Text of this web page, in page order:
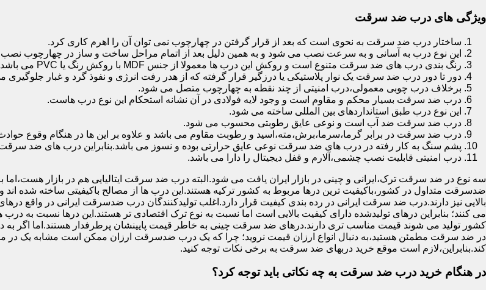
ویژگی های درب ضد سرقت
ساختار درب ضد سرقت به نحوی است که بعد از قرار گرفتن در چهارچوب نمی توان آن را اهرم کاری کرد.
این نوع درب به آسانی و به سرعت نصب می شود و به همین دلیل بعد از اتمام مراحل ساخت و ساز در چهارچوب
رنگ بندی درب های ضد سرقت متنوع است و روکش این درب ها معمولا از جنس MDF با روکش رنگ یا PVC می باشد.
دور تا دور درب ضد سرقت یک نوار پلاستیکی یا درزگیر قرار گرفته که از هدر رفت انرژی و نفوذ گرد و غبار جلوگیری
برخلاف درب چوبی معمولی،درب امنیتی از چند نقطه به چهارچوب متصل می شود.
درب ضد سرقت بسیار محکم و مقاوم است و وجود لایه فولادی در آن نشانه استحکام این نوع درب هاست.
این نوع درب طبق استانداردهای بین المللی ساخته می شود.
درب ضد سرقت ضد آب است و نوعی عایق رطوبتی محسوب می شود.
درب ضد سرقت در برابر گرما،سرما،برش،مته،اسید و رطوبت مقاوم می باشد و علاوه بر این ها در هنگام وقوع
پشم سنگ به کار رفته در درب های ضد سرقت نوعی عایق حرارتی بوده و نسوز می باشد.بنابراین درب های ضد
درب امنیتی قابلیت نصب چشمی،آلارم و قفل دیجیتال را دارا می باشد.
سه نوع در ضد سرقت ترک،ایرانی و چینی در بازار ایران یافت می شود.البته درب ضد سرقت ایتالیایی هم در بازار هست،اما
ضدسرقت متداول در کشور،باکیفیت ترین درها مربوط به کشور ترکیه هستند.این درب ها از مصالح باکیفیتی ساخته شده اند
بالایی نیز دارند.درب ضد سرقت ایرانی در رده بندی کیفیت قرار دارد.اغلب تولیدکنندگان درب ضدسرقت ایرانی در واقع درهای
می کنند؛ بنابراین درهای تولیدشده دارای کیفیت بالایی است اما نسبت به نوع ترک اقتصادی تر هستند.این درها نسبت به درب
کشور تولید می شوند قیمت مناسب تری دارند.درهای ضد سرقت چینی به خاطر قیمت پایینشان پرطرفدار هستند.اما اگر به
در ضد سرقت مطمئن هستید،به دنبال انواع ارزان قیمت نروید؛ چرا که یک درب ضدسرقت ارزان ممکن است مشابه یک در
کند.بنابراین،لازم است موقع خرید دربهای ضد سرقت به برخی نکات توجه کنید.
در هنگام خرید درب ضد سرقت به چه نکاتی باید توجه کرد؟